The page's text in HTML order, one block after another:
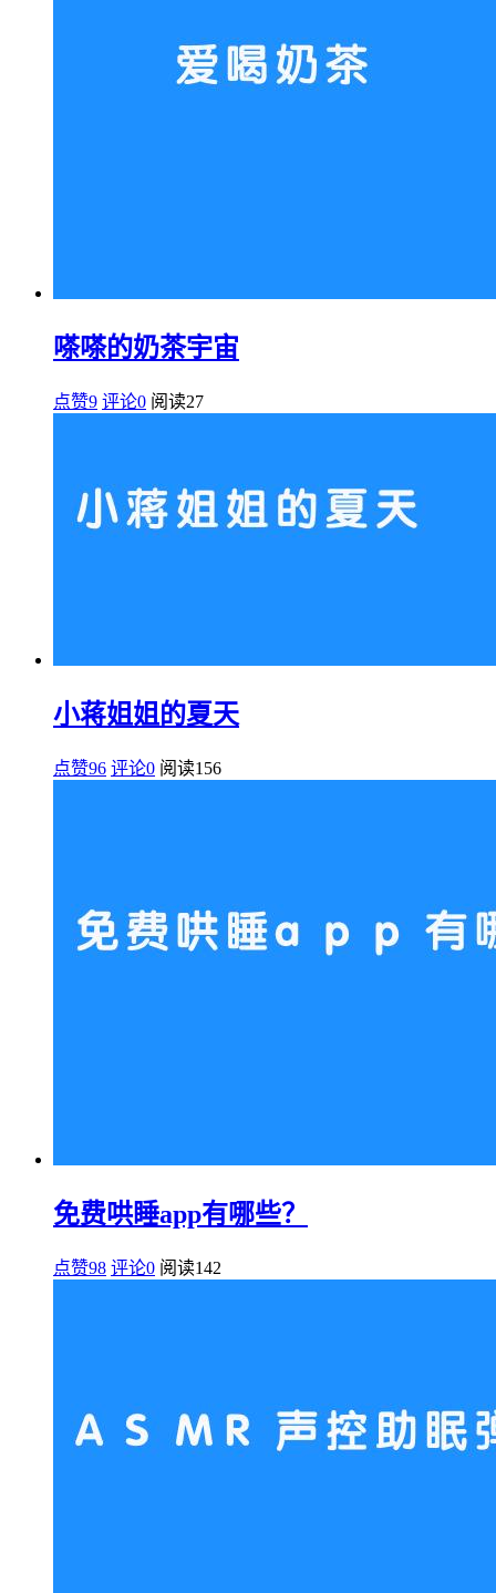
嗏嗏的奶茶宇宙
点赞9 评论0 阅读27
小蒋姐姐的夏天
点赞96 评论0 阅读156
免费哄睡app有哪些？
点赞98 评论0 阅读142